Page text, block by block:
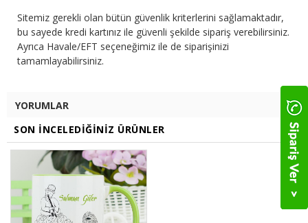
Sitemiz gerekli olan bütün güvenlik kriterlerini sağlamaktadır,
bu sayede kredi kartınız ile güvenli şekilde sipariş verebilirsiniz.
Ayrıca Havale/EFT seçeneğimiz ile de siparişinizi
tamamlayabilirsiniz.
YORUMLAR
SON İNCELEDIĞINIZ ÜRÜNLER